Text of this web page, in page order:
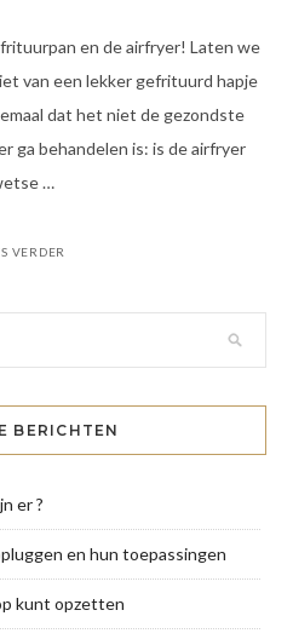
en de airfryer! Laten we
van een lekker gefrituurd hapje
dat het niet de gezondste
ga behandelen is: is de airfryer
…
VERDER
BERICHTEN
er ?
en hun toepassingen
kunt opzetten